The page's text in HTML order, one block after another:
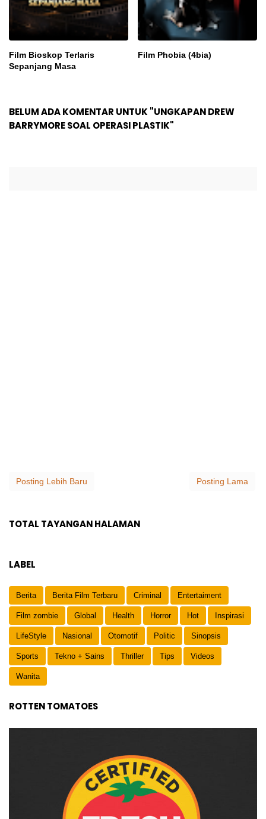
Film Bioskop Terlaris
Sepanjang Masa
Film Phobia (4bia)
BELUM ADA KOMENTAR UNTUK "UNGKAPAN DREW
BARRYMORE SOAL OPERASI PLASTIK"
Posting Lebih Baru Posting Lama
TOTAL TAYANGAN HALAMAN
LABEL
Berita Berita Film Terbaru Criminal Entertaiment
Film zombie Global Health Horror Hot Inspirasi
LifeStyle Nasional Otomotif Politic Sinopsis
Sports Tekno + Sains Thriller Tips Videos
Wanita
ROTTEN TOMATOES